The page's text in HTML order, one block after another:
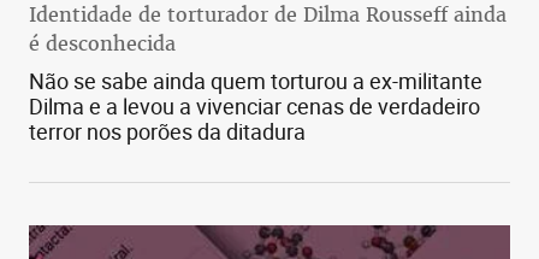
Identidade de torturador de Dilma Rousseff ainda
é desconhecida
Não se sabe ainda quem torturou a ex-militante
Dilma e a levou a vivenciar cenas de verdadeiro
terror nos porões da ditadura